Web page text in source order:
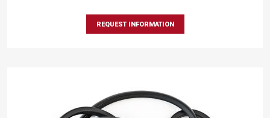
REQUEST INFORMATION